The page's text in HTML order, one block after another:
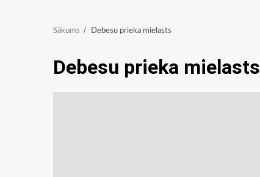
Sākums Debesu prieka mielasts
Debesu prieka mielasts